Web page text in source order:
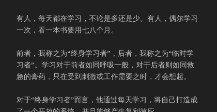
有人，每天都在学习，不论是多还是少。有人，偶尔学习
一次，看一本书要用七八个月。
前者，我称之为“终身学习者”，后者，我称之为“临时学
习者”。学习对于前者如同呼吸一般，对于后者则如同救
急的膏药，只在受到刺激或工作需要之时，才会想起。
对于“终身学习者”而言，他通过每天学习，将自己打造成